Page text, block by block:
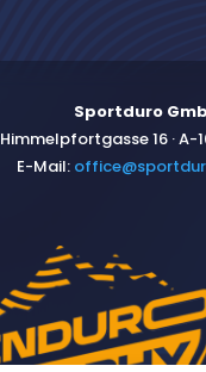
Sportduro
Himmelpfortgasse 16 · A-
E-Mail: